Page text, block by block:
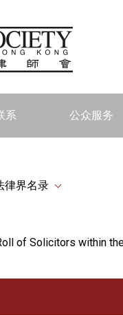
系 公众服务
律界名录
of Solicitors within